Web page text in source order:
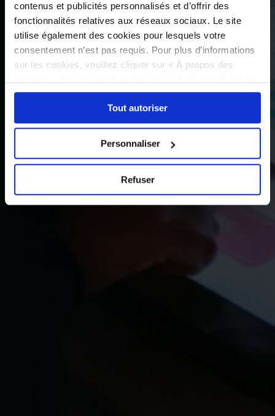
contenus et publicités personnalisés et d’offrir des
fonctionnalités relatives aux réseaux sociaux. Le site
utilise également des cookies pour lesquels votre
consentement n’est pas requis. Pour plus d’informations
sur les cookies, veuillez cliquer sur « À propos des
sélectionner les cookies selon les finalités via l'onglet
« Détails ». À tout moment, vous pouvez modifier votre
choix en cliquant sur le lien « Cookies » en bas des
Tout autoriser
Personnaliser
Refuser